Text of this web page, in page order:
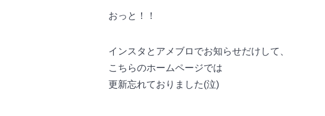
おっと！！
インスタとアメブロでお知らせだけして、
こちらのホームページでは
更新忘れておりました(泣)